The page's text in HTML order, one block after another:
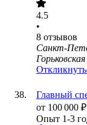
4.5
•
8 отзывов
Санкт-
Горьковская
Главный
от 100 000 ₽
Опыт 1-3